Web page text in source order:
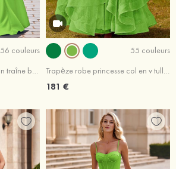
56 couleurs
Trapèze cache coeur satin traîne balayage robe de bal
55 couleurs
Trapèze robe princesse col en v tulle ras du sol robe de bal
181 €